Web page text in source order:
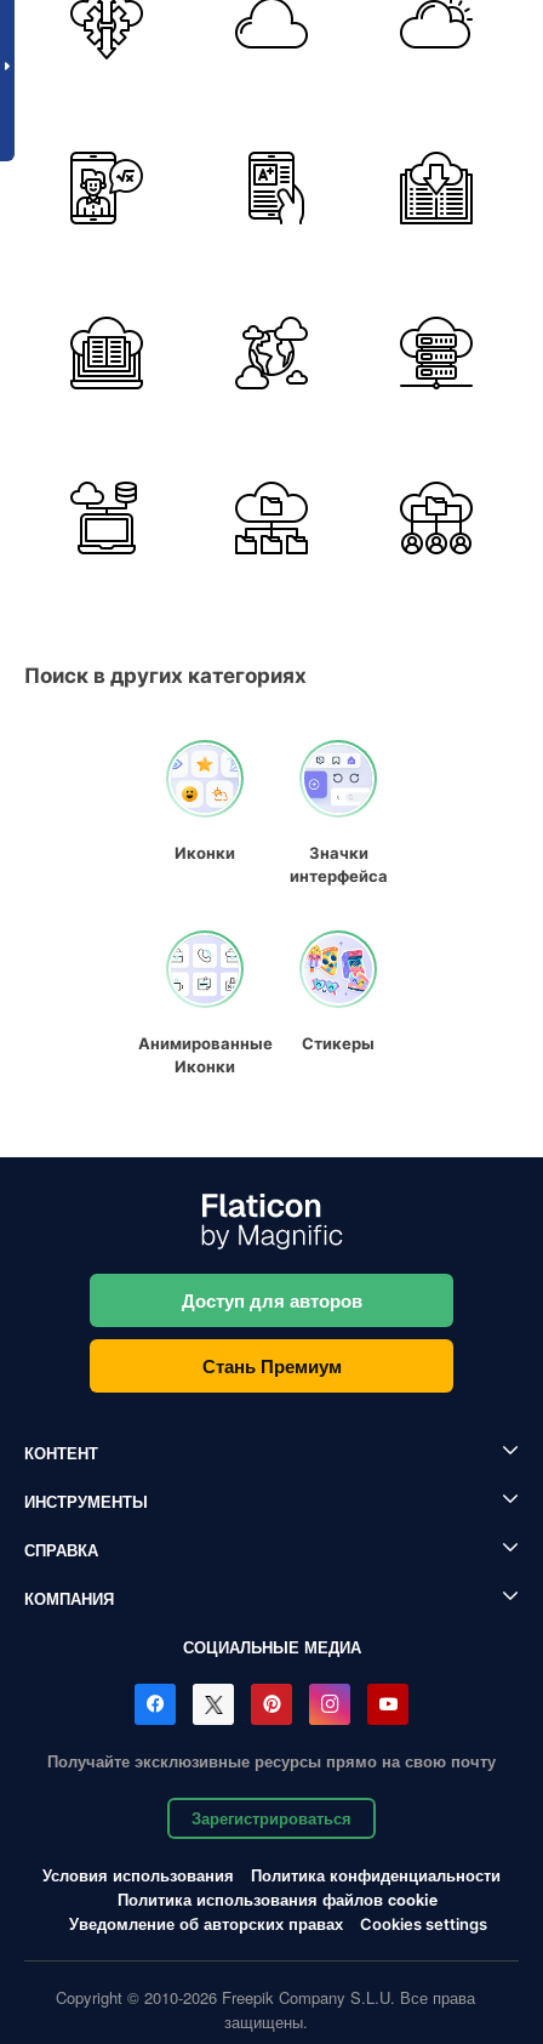
Поиск в других категориях
Иконки
Значки
интерфейса
Анимированные
Иконки
Стикеры
Доступ для авторов
Стань Премиум
КОНТЕНТ
ИНСТРУМЕНТЫ
СПРАВКА
КОМПАНИЯ
СОЦИАЛЬНЫЕ МЕДИА
Получайте эксклюзивные ресурсы прямо на свою почту
Зарегистрироваться
Условия использования
Политика конфиденциальности
Политика использования файлов cookie
Уведомление об авторских правах
Cookies settings
Copyright © 2010-2026 Freepik Company S.L.U. Все права
защищены.